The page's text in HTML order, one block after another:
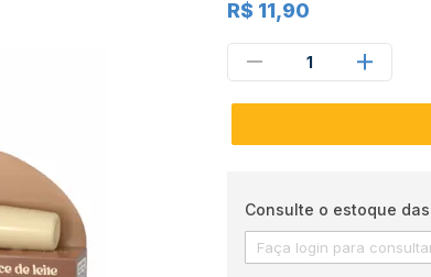
R$ 11,90
1
Consulte o estoque